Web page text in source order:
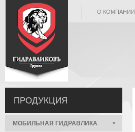
О КОМПАНИИ
ПРОДУКЦИЯ
МОБИЛЬНАЯ ГИДРАВЛИКА